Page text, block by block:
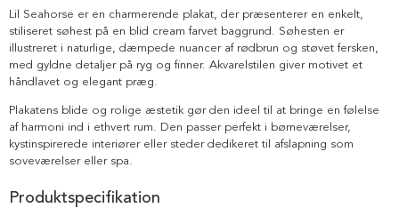
Lil Seahorse er en charmerende plakat, der præsenterer en enkelt,
stiliseret søhest på en blid cream farvet baggrund. Søhesten er
illustreret i naturlige, dæmpede nuancer af rødbrun og støvet fersken,
med gyldne detaljer på ryg og finner. Akvarelstilen giver motivet et
håndlavet og elegant præg.
Plakatens blide og rolige æstetik gør den ideel til at bringe en følelse
af harmoni ind i ethvert rum. Den passer perfekt i børneværelser,
kystinspirerede interiører eller steder dedikeret til afslapning som
soveværelser eller spa.
Produktspecifikation